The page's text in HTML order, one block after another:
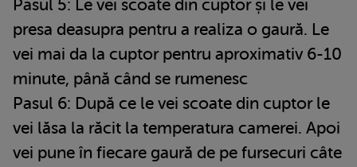
Pasul 5: Le vei scoate din cuptor și le vei
presa deasupra pentru a realiza o gaură. Le
vei mai da la cuptor pentru aproximativ 6-10
minute, până când se rumenesc
Pasul 6: După ce le vei scoate din cuptor le
vei lăsa la răcit la temperatura camerei. Apoi
vei pune în fiecare gaură de pe fursecuri câte